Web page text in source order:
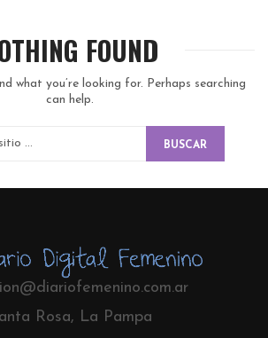
FOUND
what you’re looking for. Perhaps searching
can help.
BUSCAR
Rosa, La Pampa